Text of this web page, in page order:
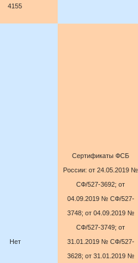
4155
Нет
Сертификаты ФСБ
России: от 24.05.2019 №
СФ/527-3692; от
04.09.2019 № СФ/527-
3748; от 04.09.2019 №
СФ/527-3749; от
31.01.2019 № СФ/527-
3628; от 31.01.2019 №